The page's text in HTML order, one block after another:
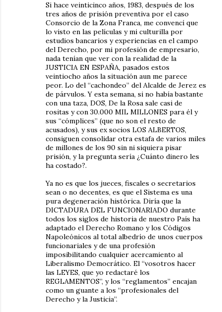
Si hace veinticinco años, 1983, después de los
tres años de prisión preventiva por el caso
Consorcio de la Zona Franca, me convencí que
lo visto en las películas y mi culturilla por
estudios bancarios y experiencias en el campo
del Derecho, por mi profesión de empresario,
nada tenían que ver con la realidad de la
JUSTICIA EN ESPAÑA, pasados estos
veintiocho años la situación aun me parece
peor. Lo del “cachondeo” del Alcalde de Jerez es
de párvulos. Y esta semana, si no había bastante
con una taza, DOS, De la Rosa sale casi de
rositas y con 30.000 MIL MILLONES para él y
sus “cómplices” (que no son el resto de
acusados), y sus ex socios LOS ALBERTOS,
consiguen consolidar otra estafa de varios miles
de millones de los 90 sin ni siquiera pisar
prisión, y la pregunta sería ¿Cuánto dinero les
ha costado?.
Ya no es que los jueces, fiscales o secretarios
sean o no decentes, es que el Sistema es una
pura degeneración histórica. Diría que la
DICTADURA DEL FUNCIONARIADO durante
todos los siglos de historia de nuestro País ha
adaptado el Derecho Romano y los Códigos
Napoleónicos al total albedrío de unos cuerpos
funcionariales y de una profesión
imposibilitando cualquier acercamiento al
Liberalismo Democrático. El “vosotros hacer
las LEYES, que yo redactaré los
REGLAMENTOS”, y los “reglamentos” encajan
como un guante a los “profesionales del
Derecho y la Justicia”.